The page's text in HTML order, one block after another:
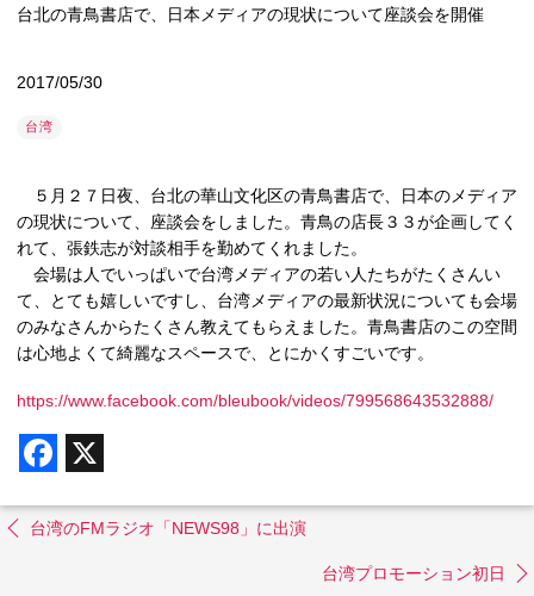
台北の青鳥書店で、日本メディアの現状について座談会を開催
2017/05/30
台湾
５月２７日夜、台北の華山文化区の青鳥書店で、日本のメディア
の現状について、座談会をしました。青鳥の店長３３が企画してく
れて、張鉄志が対談相手を勤めてくれました。
会場は人でいっぱいで台湾メディアの若い人たちがたくさんい
て、とても嬉しいですし、台湾メディアの最新状況についても会場
のみなさんからたくさん教えてもらえました。青鳥書店のこの空間
は心地よくて綺麗なスペースで、とにかくすごいです。
https://www.facebook.com/bleubook/videos/799568643532888/
e
b
o
台湾のFMラジオ「NEWS98」に出演
台湾プロモーション初日